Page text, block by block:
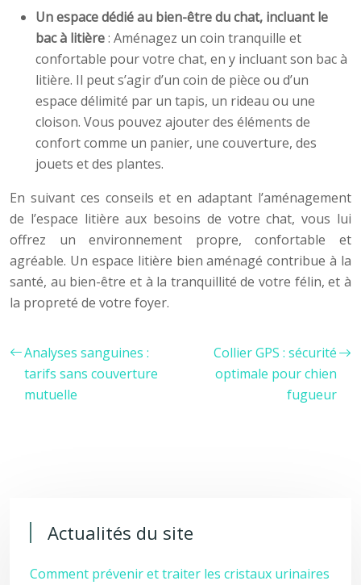
Un espace dédié au bien-être du chat, incluant le
bac à litière: Aménagez un coin tranquille et
confortable pour votre chat, en y incluant son bac à
litière. Il peut s’agir d’un coin de pièce ou d’un
espace délimité par un tapis, un rideau ou une
cloison. Vous pouvez ajouter des éléments de
confort comme un panier, une couverture, des
jouets et des plantes.
En suivant ces conseils et en adaptant l’aménagement
de l’espace litière aux besoins de votre chat, vous lui
offrez un environnement propre, confortable et
agréable. Un espace litière bien aménagé contribue à la
santé, au bien-être et à la tranquillité de votre félin, et à
la propreté de votre foyer.
Analyses sanguines :
tarifs sans couverture
mutuelle
Collier GPS : sécurité
optimale pour chien
fugueur
Actualités du site
Comment prévenir et traiter les cristaux urinaires